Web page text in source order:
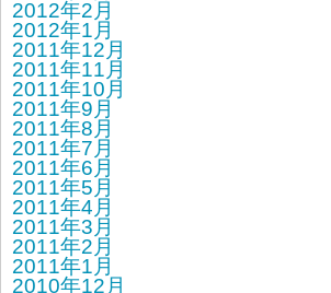
2012年2月
2012年1月
2011年12月
2011年11月
2011年10月
2011年9月
2011年8月
2011年7月
2011年6月
2011年5月
2011年4月
2011年3月
2011年2月
2011年1月
2010年12月